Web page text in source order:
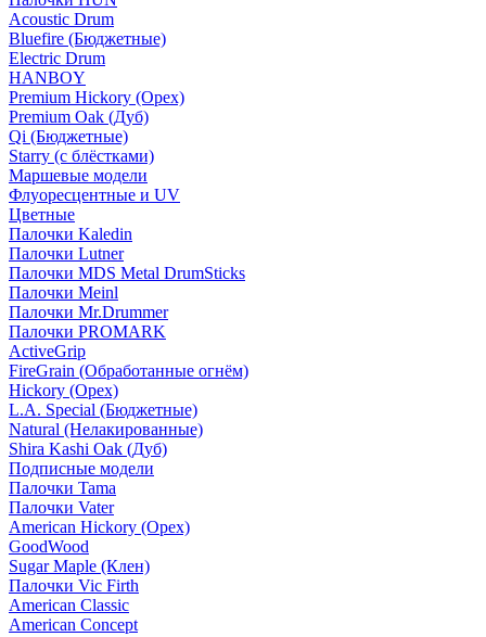
Acoustic Drum
Bluefire (Бюджетные)
Electric Drum
HANBOY
Premium Hickory (Орех)
Premium Oak (Дуб)
Qi (Бюджетные)
Starry (с блёстками)
Маршевые модели
Флуоресцентные и UV
Цветные
Палочки Kaledin
Палочки Lutner
Палочки MDS Metal DrumSticks
Палочки Meinl
Палочки Mr.Drummer
Палочки PROMARK
ActiveGrip
FireGrain (Обработанные огнём)
Hickory (Орех)
L.A. Special (Бюджетные)
Natural (Нелакированные)
Shira Kashi Oak (Дуб)
Подписные модели
Палочки Tama
Палочки Vater
American Hickory (Орех)
GoodWood
Sugar Maple (Клен)
Палочки Vic Firth
American Classic
American Concept